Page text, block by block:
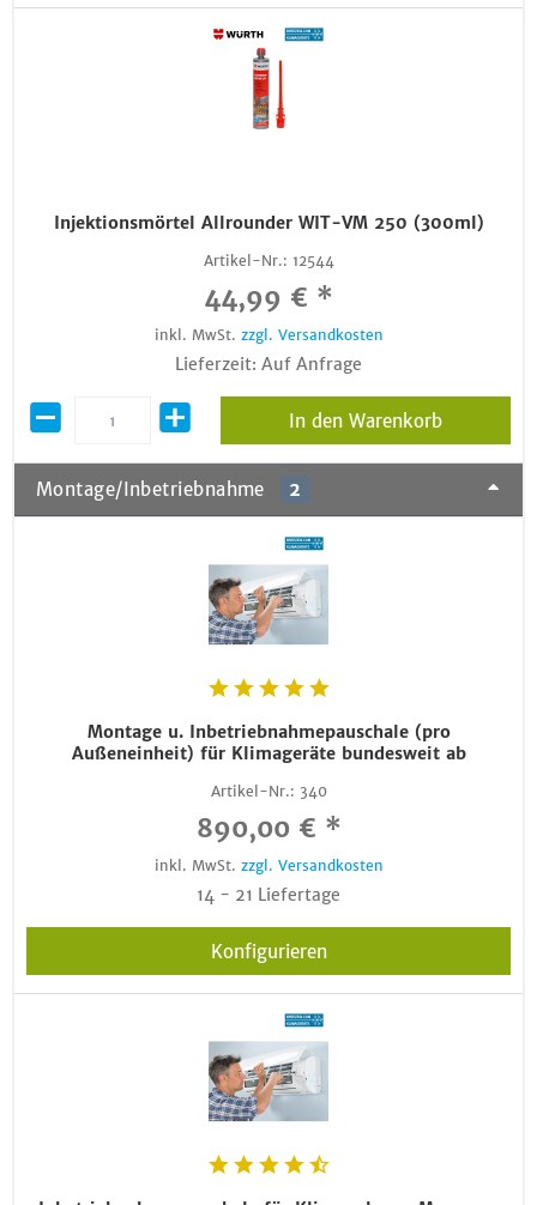
Injektionsmörtel Allrounder WIT-VM 250 (300ml)
Artikel-Nr.: 12544
44,99 € *
inkl. MwSt. zzgl. Versandkosten
Lieferzeit: Auf Anfrage
In den Warenkorb
Montage/Inbetriebnahme 2
Montage u. Inbetriebnahmepauschale (pro
Außeneinheit) für Klimageräte bundesweit ab
Artikel-Nr.: 340
890,00 € *
inkl. MwSt. zzgl. Versandkosten
14 - 21 Liefertage
Konfigurieren